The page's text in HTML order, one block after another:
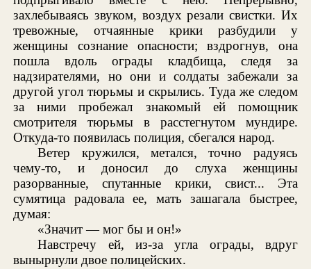
захлебываясь звуком, воздух резали свистки. Их
тревожные, отчаянные крики разбудили у
женщины сознание опасности; вздрогнув, она
пошла вдоль ограды кладбища, следя за
надзирателями, но они и солдаты забежали за
другой угол тюрьмы и скрылись. Туда же следом
за ними пробежал знакомый ей помощник
смотрителя тюрьмы в расстегнутом мундире.
Откуда-то появилась полиция, сбегался народ.
Ветер кружился, метался, точно радуясь
чему-то, и доносил до слуха женщины
разорванные, спутанные крики, свист... Эта
сумятица радовала ее, мать зашагала быстрее,
думая:
«Значит — мог бы и он!»
Навстречу ей, из-за угла ограды, вдруг
вынырнули двое полицейских.